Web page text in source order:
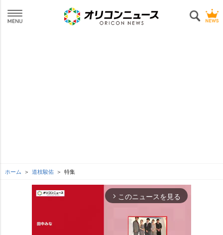
ホーム 道枝駿佑 特集
arrow_forward_ios このニュースを見る